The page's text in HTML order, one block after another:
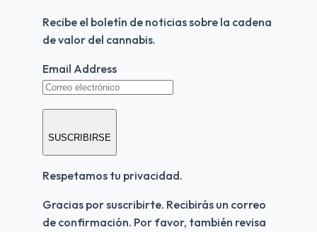
Recibe el boletín de noticias sobre la cadena
de valor del cannabis.
Email Address
SUSCRIBIRSE
Respetamos tu privacidad.
Gracias por suscribirte. Recibirás un correo
de confirmación. Por favor, también revisa